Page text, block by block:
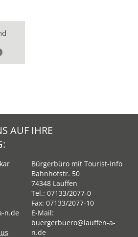
AUF IHRE
n.de
Bürgerbüro mit Tourist-Info
Bahnhofstr. 50
74348 Lauffen
Tel.:07133/2077-0
Fax: 07133/2077-10
E-Mail:
buergerbuero@lauffen-a-
n.de